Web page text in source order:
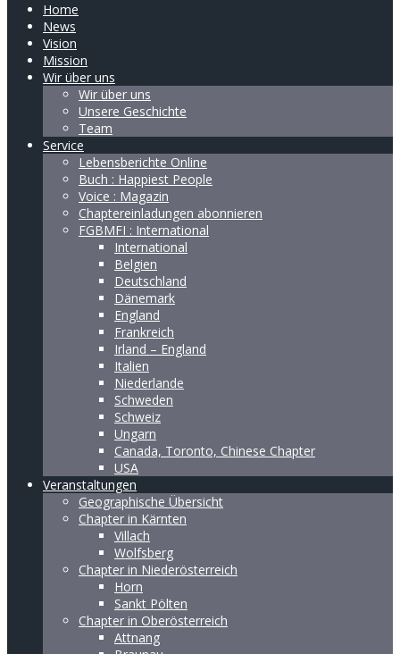
Home
News
Vision
Mission
Wir über uns
Wir über uns
Unsere Geschichte
Team
Service
Lebensberichte Online
Buch : Happiest People
Voice : Magazin
Chaptereinladungen abonnieren
FGBMFI : International
International
Belgien
Deutschland
Dänemark
England
Frankreich
Irland – England
Italien
Niederlande
Schweden
Schweiz
Ungarn
Canada, Toronto, Chinese Chapter
USA
Veranstaltungen
Geographische Übersicht
Chapter in Kärnten
Villach
Wolfsberg
Chapter in Niederösterreich
Horn
Sankt Pölten
Chapter in Oberösterreich
Attnang